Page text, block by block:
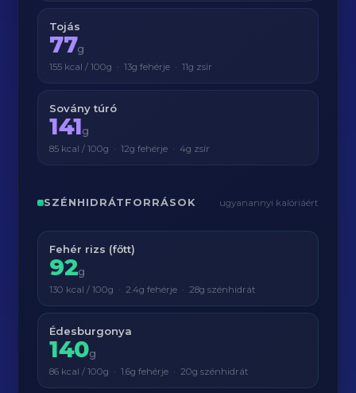
Tojás
77g
155 kcal / 100g · 13g fehérje · 11g zsír
Sovány túró
141g
85 kcal / 100g · 12g fehérje · 4g zsír
SZÉNHIDRÁTFORRÁSOK ugyanannyi kalóriáért
Fehér rizs (főtt)
92g
130 kcal / 100g · 2.4g fehérje · 28g szénhidrát
Édesburgonya
140g
86 kcal / 100g · 1.6g fehérje · 20g szénhidrát